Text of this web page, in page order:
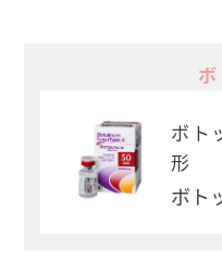
ボ
ボト
形
ボト